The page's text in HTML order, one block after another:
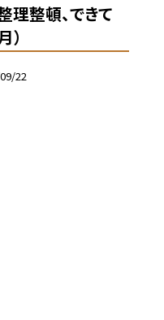
理整頓、できて
）
22